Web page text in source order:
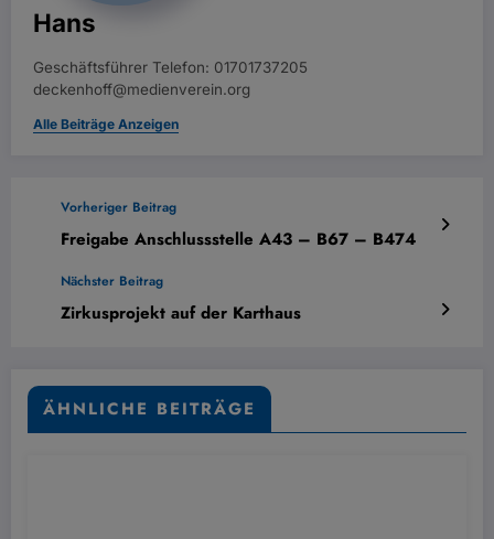
Hans
Geschäftsführer Telefon: 01701737205
deckenhoff@medienverein.org
Alle Beiträge Anzeigen
Vorheriger Beitrag
Freigabe Anschlussstelle A43 – B67 – B474
Nächster Beitrag
Zirkusprojekt auf der Karthaus
ÄHNLICHE BEITRÄGE